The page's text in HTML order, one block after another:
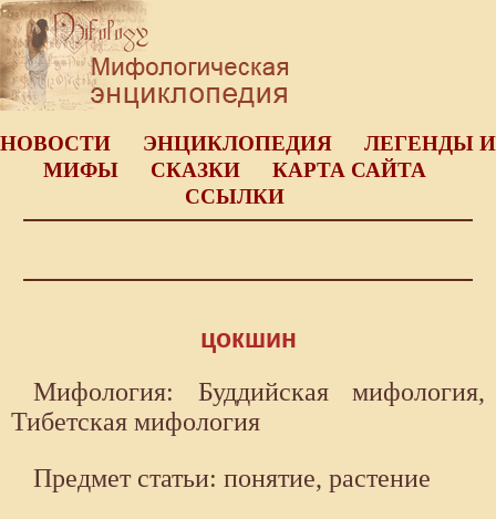
НОВОСТИ ЭНЦИКЛОПЕДИЯ
ЛЕГЕНДЫ И
МИФЫ
СКАЗКИ
КАРТА САЙТА
ССЫЛКИ
цокшин
Мифология: Буддийская мифология,
Тибетская мифология
Предмет статьи: понятие, растение